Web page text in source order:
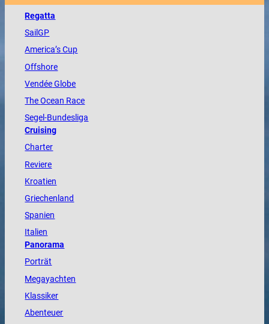
Regatta
SailGP
America’s Cup
Offshore
VendéeGlobe
TheOcean Race
Segel-Bundesliga
Cruising
Charter
Reviere
Kroatien
Griechenland
Spanien
Italien
Panorama
Porträt
Megayachten
Klassiker
Abenteuer